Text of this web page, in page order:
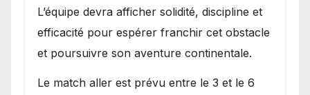
L’équipe devra afficher solidité, discipline et
efficacité pour espérer franchir cet obstacle
et poursuivre son aventure continentale.
Le match aller est prévu entre le 3 et le 6